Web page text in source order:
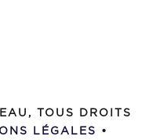
TOUS DROITS
LÉGALES
•